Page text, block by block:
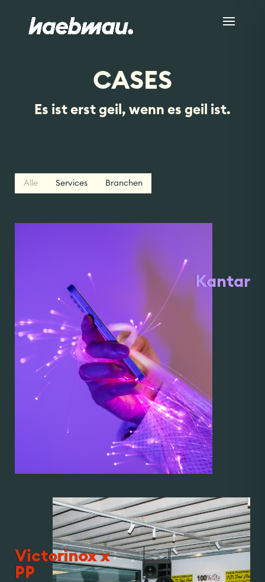
KONTAKT
CASES
Es ist erst geil, wenn es geil ist.
Alle Services Branchen
Kantar
Victorinox x
PP